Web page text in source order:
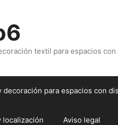
textil para espacios con
decoración para espacios con
localización Aviso legal